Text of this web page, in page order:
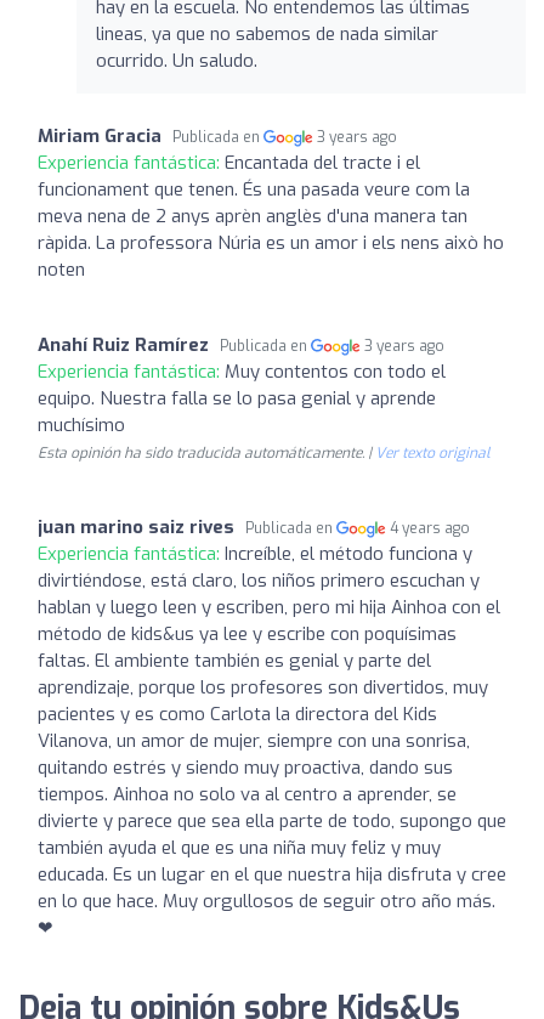
hay en la escuela. No entendemos las últimas
lineas, ya que no sabemos de nada similar
ocurrido. Un saludo.
Miriam Gracia Publicada en 3 years ago
Experiencia fantástica: Encantada del tracte i el
funcionament que tenen. És una pasada veure com la
meva nena de 2 anys aprèn anglès d'una manera tan
ràpida. La professora Núria es un amor i els nens això ho
noten
Anahí Ruiz Ramírez Publicada en 3 years ago
Experiencia fantástica: Muy contentos con todo el
equipo. Nuestra falla se lo pasa genial y aprende
muchísimo
Esta opinión ha sido traducida automáticamente. | Ver texto original
juan marino saiz rives Publicada en 4 years ago
Experiencia fantástica: Increíble, el método funciona y
divirtiéndose, está claro, los niños primero escuchan y
hablan y luego leen y escriben, pero mi hija Ainhoa con el
método de kids&us ya lee y escribe con poquísimas
faltas. El ambiente también es genial y parte del
aprendizaje, porque los profesores son divertidos, muy
pacientes y es como Carlota la directora del Kids
Vilanova, un amor de mujer, siempre con una sonrisa,
quitando estrés y siendo muy proactiva, dando sus
tiempos. Ainhoa no solo va al centro a aprender, se
divierte y parece que sea ella parte de todo, supongo que
también ayuda el que es una niña muy feliz y muy
educada. Es un lugar en el que nuestra hija disfruta y cree
en lo que hace. Muy orgullosos de seguir otro año más.
❤
Deja tu opinión sobre Kids&Us